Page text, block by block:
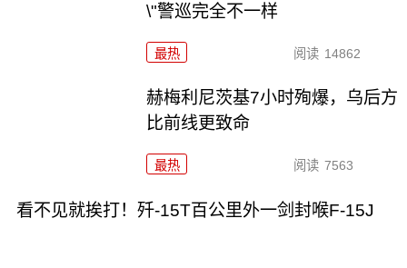
\"警巡完全不一样
最热 阅读 14862
赫梅利尼茨基7小时殉爆，乌后方
比前线更致命
最热 阅读 7563
看不见就挨打！歼-15T百公里外一剑封喉F-15J